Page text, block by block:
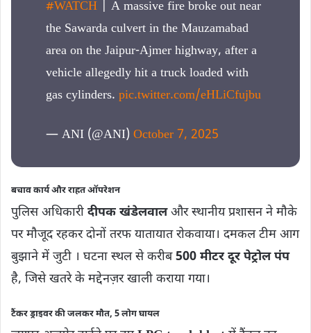
#WATCH | A massive fire broke out near
the Sawarda culvert in the Mauzamabad
area on the Jaipur-Ajmer highway, after a
vehicle allegedly hit a truck loaded with
gas cylinders. pic.twitter.com/eHLiCfujbu
— ANI (@ANI) October 7, 2025
बचाव कार्य और राहत ऑपरेशन
पुलिस अधिकारी दीपक खंडेलवालऔर स्थानीय प्रशासन ने मौके
पर मौजूद रहकर दोनों तरफ यातायात रोकवाया। दमकल टीम आग
बुझाने में जुटी । घटना स्थल से करीब500 मीटर दूर पेट्रोल पंप
है, जिसे खतरे के मद्देनज़र खाली कराया गया।
टैंकर ड्राइवर की जलकर मौत, 5 लोग घायल